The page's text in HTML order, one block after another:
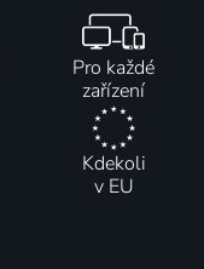
Pro každé
zařízení
Kdekoli
v EU